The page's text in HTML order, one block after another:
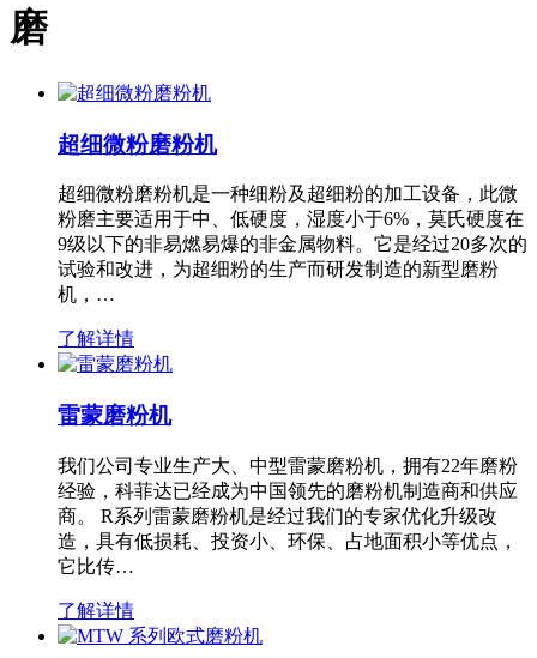
磨
超细微粉磨粉机
超细微粉磨粉机是一种细粉及超细粉的加工设备，此微
粉磨主要适用于中、低硬度，湿度小于6%，莫氏硬度在
9级以下的非易燃易爆的非金属物料。它是经过20多次的
试验和改进，为超细粉的生产而研发制造的新型磨粉
机，…
了解详情
雷蒙磨粉机
我们公司专业生产大、中型雷蒙磨粉机，拥有22年磨粉
经验，科菲达已经成为中国领先的磨粉机制造商和供应
商。 R系列雷蒙磨粉机是经过我们的专家优化升级改
造，具有低损耗、投资小、环保、占地面积小等优点，
它比传…
了解详情